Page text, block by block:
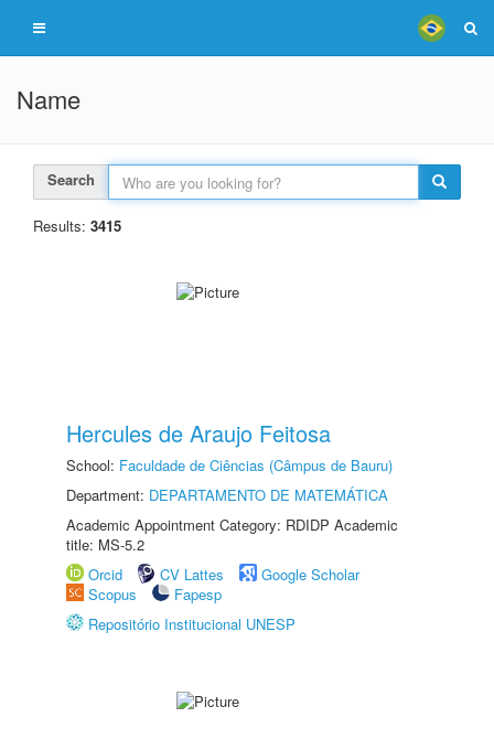
Name
Search
Results: 3415
Hercules de Araujo Feitosa
School: Faculdade de Ciências (Câmpus de Bauru)
Department: DEPARTAMENTO DE MATEMÁTICA
Academic Appointment Category: RDIDP Academic
title: MS-5.2
Orcid
CV Lattes
Google Scholar
Scopus
Fapesp
Repositório Institucional UNESP